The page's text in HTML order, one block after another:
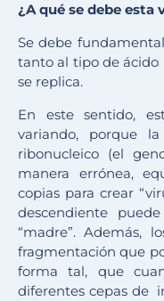
¿A qué se debe esta
Se debe
tanto al tipo de ácido
se replica.
En este sentido,
variando, porque
ribonucleico (el
manera errónea,
copias para crear
descendiente
“madre”. Además,
fragmentación que
forma tal, que
diferentes cepas de